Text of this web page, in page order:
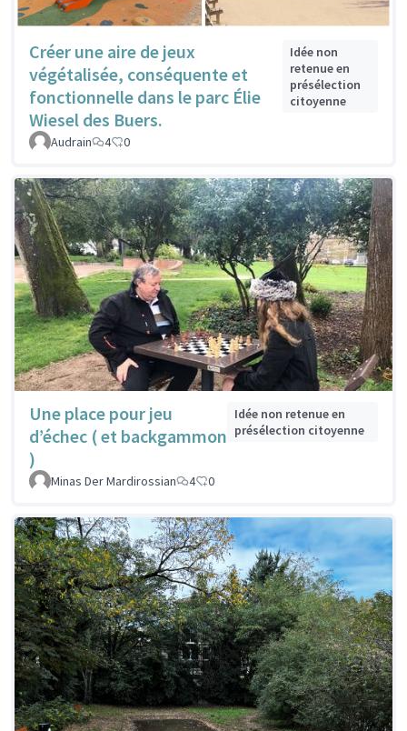
Créer une aire de jeux
végétalisée, conséquente et
fonctionnelle dans le parc Élie
Wiesel des Buers.
Idée non
retenue en
présélection
citoyenne
Audrain 4 0
Une place pour jeu
d’échec ( et backgammon
)
Idée non retenue en
présélection citoyenne
Minas Der Mardirossian 4 0